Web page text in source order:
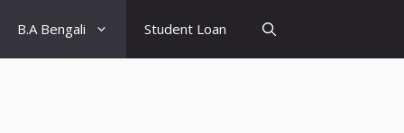
B.A Bengali Student Loan